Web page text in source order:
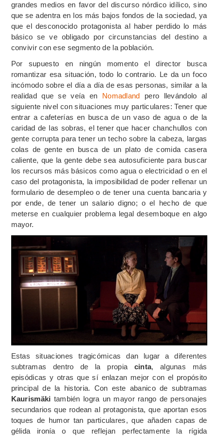
grandes medios en favor del discurso nórdico idílico, sino
que se adentra en los más bajos fondos de la sociedad, ya
que el desconocido protagonista al haber perdido lo más
básico se ve obligado por circunstancias del destino a
convivir con ese segmento de la población.
Por supuesto en ningún momento el director busca
romantizar esa situación, todo lo contrario. Le da un foco
incómodo sobre el día a día de esas personas, similar a la
realidad que se veía en Nomadland pero llevándolo al
siguiente nivel con situaciones muy particulares: Tener que
entrar a cafeterías en busca de un vaso de agua o de la
caridad de las sobras, el tener que hacer chanchullos con
gente corrupta para tener un techo sobre la cabeza, largas
colas de gente en busca de un plato de comida casera
caliente, que la gente debe sea autosuficiente para buscar
los recursos más básicos como agua o electricidad o en el
caso del protagonista, la imposibilidad de poder rellenar un
formulario de desempleo o de tener una cuenta bancaria y
por ende, de tener un salario digno; o el hecho de que
meterse en cualquier problema legal desemboque en algo
mayor.
Estas situaciones tragicómicas dan lugar a diferentes
subtramas dentro de la propia cinta, algunas más
episódicas y otras que sí enlazan mejor con el propósito
principal de la historia. Con este abanico de subtramas
Kaurismäki también logra un mayor rango de personajes
secundarios que rodean al protagonista, que aportan esos
toques de humor tan particulares, que añaden capas de
gélida ironía o que reflejan perfectamente la rígida